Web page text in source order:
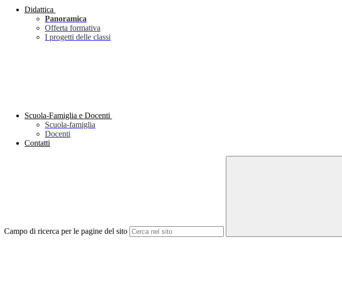
Didattica
Panoramica
Offerta formativa
I progetti delle classi
Scuola-Famiglia e Docenti
Scuola-famiglia
Docenti
Contatti
Campo di ricerca per le pagine del sito